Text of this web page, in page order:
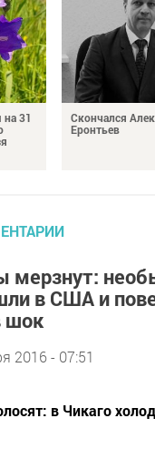
31
Скончался
Еронтьев
мерзнут:
в США и
шок
2016 - 07:51
в Чикаго